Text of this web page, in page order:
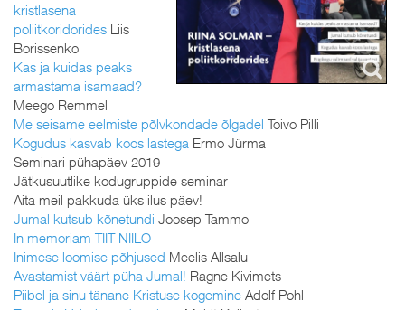
kristlasena
poliitkoridorides Liis
Borissenko
Kas ja kuidas peaks
armastama isamaad?
Meego Remmel
Me seisame eelmiste põlvkondade õlgadel Toivo Pilli
Kogudus kasvab koos lastega Ermo Jürma
Seminari pühapäev 2019
Jätkusuutlike kodugruppide seminar
Aita meil pakkuda üks ilus päev!
Jumal kutsub kõnetundi Joosep Tammo
In memoriam TIIT NIILO
Inimese loomise põhjused Meelis Allsalu
Avastamist väärt püha Jumal! Ragne Kivimets
Piibel ja sinu tänane Kristuse kogemine Adolf Pohl